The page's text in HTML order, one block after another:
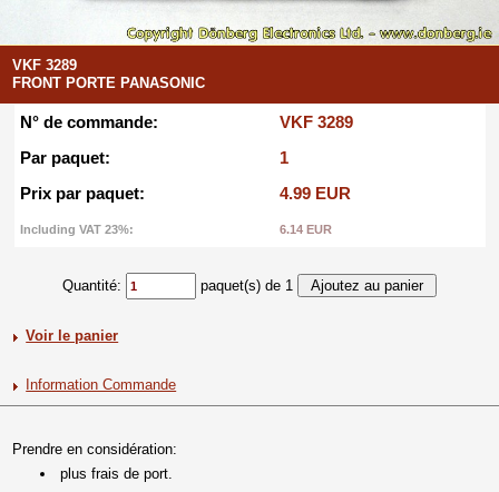
VKF 3289
FRONT PORTE PANASONIC
N° de commande:
VKF 3289
Par paquet:
1
Prix par paquet:
4.99 EUR
Including VAT 23%: 6.14 EUR
Quantité: paquet(s) de 1
Voir le panier
Information Commande
Prendre en considération:
plus frais de port.